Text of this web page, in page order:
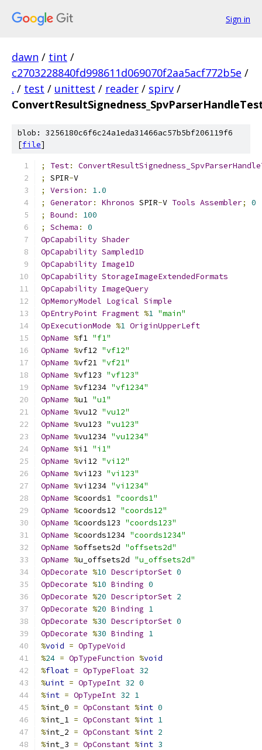
Sign in
dawn / tint /
c2703228840fd998611d069070f2aa5acf772b5e /
. / test / unittest / reader / spirv /
blob: 3256180c6f6c24a1eda31466ac57b5bf206119f6
[file]
; Test:
;
SPIR-V
;
Version :
1.0
;
Generator: Khronos SPIR-V Tools Assembler;
0
;
Bound :
100
;
Schema :
0
OpCapability Shader
OpCapability Sampled1D
OpCapability Image1D
OpCapability StorageImageExtendedFormats
OpCapability ImageQuery
OpMemoryModel Logical Simple
OpEntryPoint Fragment %1 "main"
OpExecutionMode %1 OriginUpperLeft
OpName %f1 "f1"
OpName %vf12 "vf12"
OpName %vf21 "vf21"
OpName %vf123 "vf123"
OpName %vf1234 "vf1234"
OpName %u1 "u1"
OpName %vu12 "vu12"
OpName %vu123 "vu123"
OpName %vu1234 "vu1234"
OpName %i1 "i1"
OpName %vi12 "vi12"
OpName %vi123 "vi123"
OpName %vi1234 "vi1234"
OpName %coords1 "coords1"
OpName %coords12 "coords12"
OpName %coords123 "coords123"
OpName %coords1234 "coords1234"
OpName %offsets2d "offsets2d"
OpName %u_offsets2d "u_offsets2d"
OpDecorate %10 DescriptorSet 0
OpDecorate %10 Binding 0
OpDecorate %20 DescriptorSet 2
OpDecorate %20 Binding 1
OpDecorate %30 DescriptorSet 0
OpDecorate %30 Binding 1
%void = OpTypeVoid
%24 = OpTypeFunction %void
%float = OpTypeFloat 32
%uint = OpTypeInt 32 0
%int = OpTypeInt 32 1
%int_0 = OpConstant %int 0
%int_1 = OpConstant %int 1
%int_2 = OpConstant %int 2
%int_3 = OpConstant %int 3